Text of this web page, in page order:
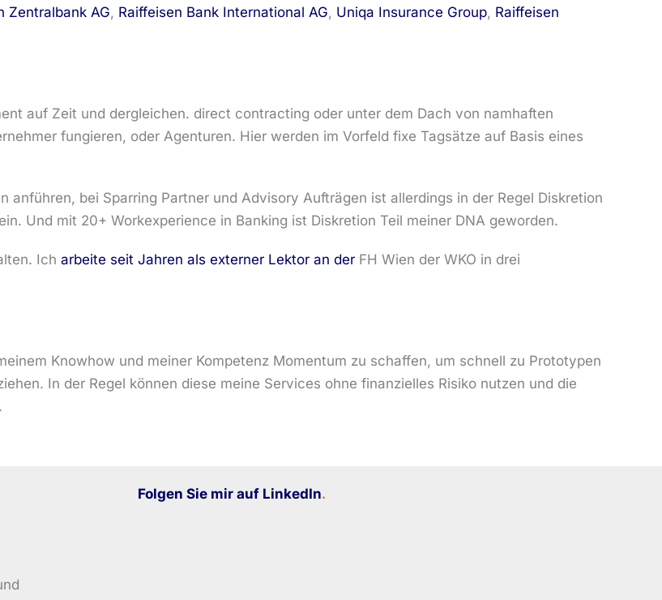
Zentralbank AG, Raiffeisen Bank International AG, Uniqa Insurance Group, Raiffeisen
auf Zeit und dergleichen. direct contracting oder unter dem Dach von namhaften
fungieren, oder Agenturen. Hier werden im Vorfeld fixe Tagsätze auf Basis eines
anführen, bei Sparring Partner und Advisory Aufträgen ist allerdings in der Regel Diskretion
Und mit 20+ Workexperience in Banking ist Diskretion Teil meiner DNA geworden.
Ich arbeite seit Jahren als externer Lektor an der FH Wien der WKO in drei
Knowhow und meiner Kompetenz Momentum zu schaffen, um schnell zu Prototypen
In der Regel können diese meine Services ohne finanzielles Risiko nutzen und die
Folgen Sie mir auf LinkedIn.